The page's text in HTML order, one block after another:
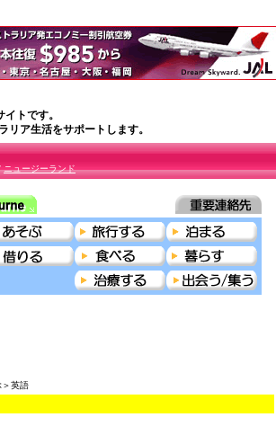
トです。
リア生活をサポートします。
ニュージーランド
＞英語